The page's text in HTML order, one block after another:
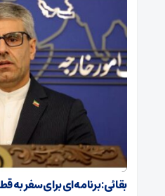
بقائی: برنامه‌ای برای سفر به